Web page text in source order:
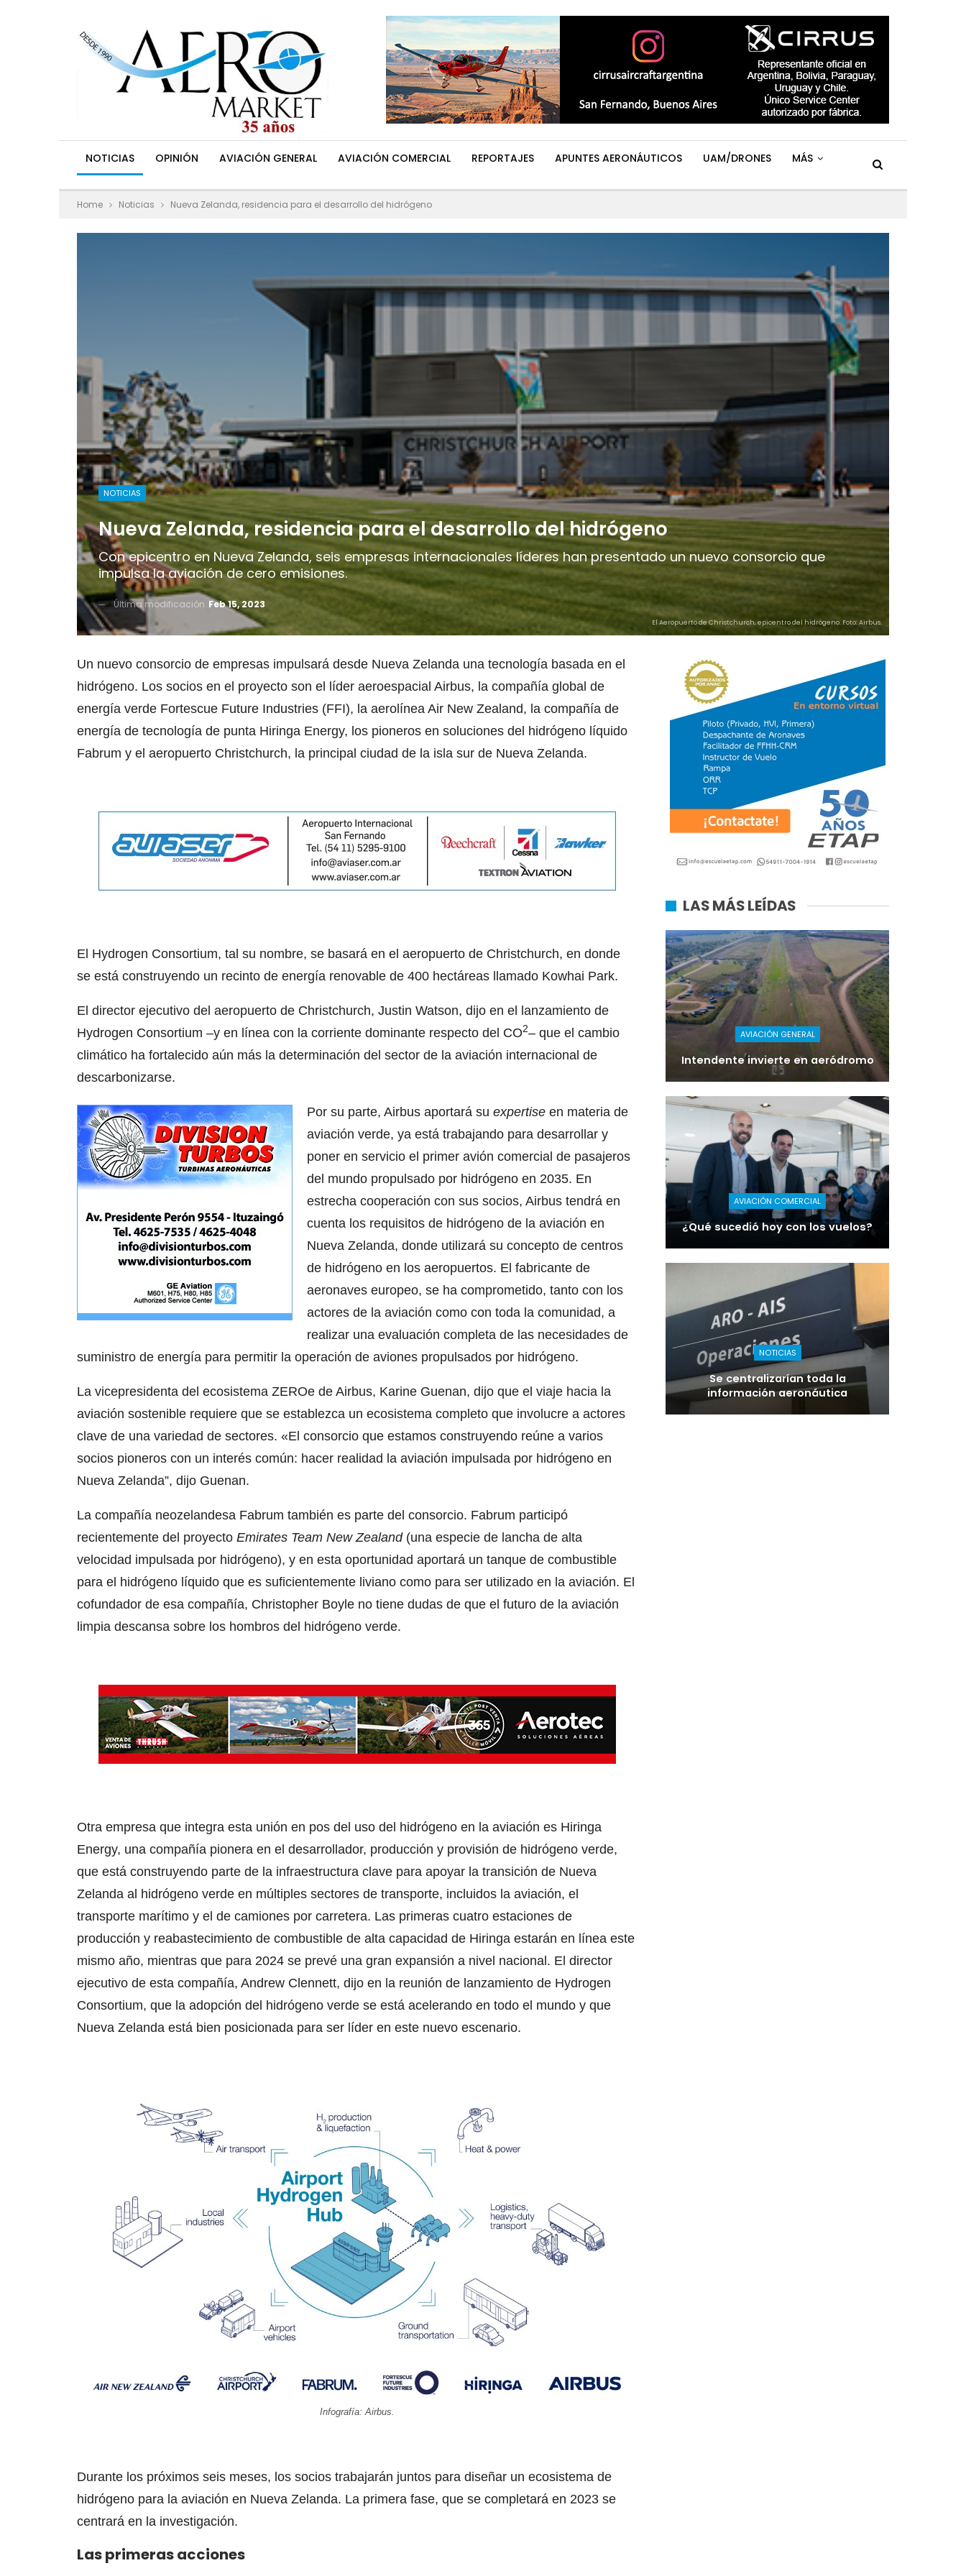
NOTICIAS OPINIÓN AVIACIÓN GENERAL AVIACIÓN COMERCIAL REPORTAJES APUNTES AERONÁUTICOS UAM/DRONES MÁS
Home Noticias Nueva Zelanda, residencia para el desarrollo del hidrógeno
NOTICIAS
Nueva Zelanda, residencia para el desarrollo del hidrógeno
Con epicentro en Nueva Zelanda, seis empresas internacionales líderes han presentado un nuevo consorcio que
impulsa la aviación de cero emisiones.
Última modificación Feb 15, 2023
El Aeropuerto de Christchurch, epicentro del hidrógeno. Foto: Airbus.
Un nuevo consorcio de empresas impulsará desde Nueva Zelanda una tecnología basada en el
hidrógeno. Los socios en el proyecto son el líder aeroespacial Airbus, la compañía global de
energía verde Fortescue Future Industries (FFI), la aerolínea Air New Zealand, la compañía de
energía de tecnología de punta Hiringa Energy, los pioneros en soluciones del hidrógeno líquido
Fabrum y el aeropuerto Christchurch, la principal ciudad de la isla sur de Nueva Zelanda.
El Hydrogen Consortium, tal su nombre, se basará en el aeropuerto de Christchurch, en donde
se está construyendo un recinto de energía renovable de 400 hectáreas llamado Kowhai Park.
El director ejecutivo del aeropuerto de Christchurch, Justin Watson, dijo en el lanzamiento de
Hydrogen Consortium –y en línea con la corriente dominante respecto del CO2– que el cambio
climático ha fortalecido aún más la determinación del sector de la aviación internacional de
descarbonizarse.
Por su parte, Airbus aportará su expertise en materia de
aviación verde, ya está trabajando para desarrollar y
poner en servicio el primer avión comercial de pasajeros
del mundo propulsado por hidrógeno en 2035. En
estrecha cooperación con sus socios, Airbus tendrá en
cuenta los requisitos de hidrógeno de la aviación en
Nueva Zelanda, donde utilizará su concepto de centros
de hidrógeno en los aeropuertos. El fabricante de
aeronaves europeo, se ha comprometido, tanto con los
actores de la aviación como con toda la comunidad, a
realizar una evaluación completa de las necesidades de
suministro de energía para permitir la operación de aviones propulsados ​​por hidrógeno.
La vicepresidenta del ecosistema ZEROe de Airbus, Karine Guenan, dijo que el viaje hacia la
aviación sostenible requiere que se establezca un ecosistema completo que involucre a actores
clave de una variedad de sectores. «El consorcio que estamos construyendo reúne a varios
socios pioneros con un interés común: hacer realidad la aviación impulsada por hidrógeno en
Nueva Zelanda”, dijo Guenan.
La compañía neozelandesa Fabrum también es parte del consorcio. Fabrum participó
recientemente del proyecto Emirates Team New Zealand(una especie de lancha de alta
velocidad impulsada por hidrógeno), y en esta oportunidad aportará un tanque de combustible
para el hidrógeno líquido que es suficientemente liviano como para ser utilizado en la aviación. El
cofundador de esa compañía, Christopher Boyle no tiene dudas de que el futuro de la aviación
limpia descansa sobre los hombros del hidrógeno verde.
Otra empresa que integra esta unión en pos del uso del hidrógeno en la aviación es Hiringa
Energy, una compañía pionera en el desarrollador, producción y provisión de hidrógeno verde,
que está construyendo parte de la infraestructura clave para apoyar la transición de Nueva
Zelanda al hidrógeno verde en múltiples sectores de transporte, incluidos la aviación, el
transporte marítimo y el de camiones por carretera. Las primeras cuatro estaciones de
producción y reabastecimiento de combustible de alta capacidad de Hiringa estarán en línea este
mismo año, mientras que para 2024 se prevé una gran expansión a nivel nacional. El director
ejecutivo de esta compañía, Andrew Clennett, dijo en la reunión de lanzamiento de Hydrogen
Consortium, que la adopción del hidrógeno verde se está acelerando en todo el mundo y que
Nueva Zelanda está bien posicionada para ser líder en este nuevo escenario.
Infografía: Airbus.
Durante los próximos seis meses, los socios trabajarán juntos para diseñar un ecosistema de
hidrógeno para la aviación en Nueva Zelanda. La primera fase, que se completará en 2023 se
centrará en la investigación.
Las primeras acciones
LAS MÁS LEÍDAS
AVIACIÓN GENERAL
Intendente invierte en aeródromo
AVIACIÓN COMERCIAL
¿Qué sucedió hoy con los vuelos?
NOTICIAS
Se centralizarían toda la
información aeronáutica